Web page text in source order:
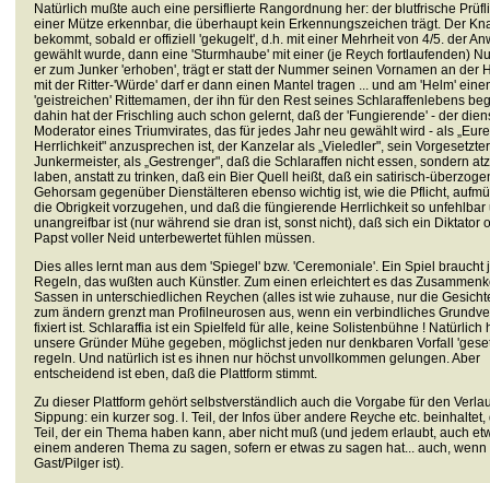
Natürlich mußte auch eine persiflierte Rangordnung her: der blutfrische
einer Mütze erkennbar, die überhaupt kein Erkennungszeichen trägt. Der
bekommt, sobald er offiziell 'gekugelt', d.h. mit einer Mehrheit von 4/5. der
gewählt wurde, dann eine 'Sturmhaube' mit einer (je Reych fortlaufenden)
er zum Junker 'erhoben', trägt er statt der Nummer seinen Vornamen an der
mit der Ritter-'Würde' darf er dann einen Mantel tragen ... und am 'Helm'
'geistreichen' Rittemamen, der ihn für den Rest seines Schlaraffenlebens
dahin hat der Frischling auch schon gelernt, daß der 'Fungierende' - der
Moderator eines Triumvirates, das für jedes Jahr neu gewählt wird - als „Eure
Herrlichkeit" anzusprechen ist, der Kanzelar als „Vieledler", sein
Junkermeister, als „Gestrenger", daß die Schlaraffen nicht essen, sondern
laben, anstatt zu trinken, daß ein Bier Quell heißt, daß ein satirisch-
Gehorsam gegenüber Dienstälteren ebenso wichtig ist, wie die Pflicht,
die Obrigkeit vorzugehen, und daß die füngierende Herrlichkeit so unfehlbar
unangreifbar ist (nur während sie dran ist, sonst nicht), daß sich ein Diktator
Papst voller Neid unterbewertet fühlen müssen.
Dies alles lernt man aus dem 'Spiegel' bzw. 'Ceremoniale'. Ein Spiel braucht
Regeln, das wußten auch Künstler. Zum einen erleichtert es das
Sassen in unterschiedlichen Reychen (alles ist wie zuhause, nur die
zum ändern grenzt man Profilneurosen aus, wenn ein verbindliches
fixiert ist. Schlaraffia ist ein Spielfeld für alle, keine Solistenbühne ! Natürlich
unsere Gründer Mühe gegeben, möglichst jeden nur denkbaren Vorfall
regeln. Und natürlich ist es ihnen nur höchst unvollkommen gelungen. Aber
entscheidend ist eben, daß die Plattform stimmt.
Zu dieser Plattform gehört selbstverständlich auch die Vorgabe für den
Sippung: ein kurzer sog. l. Teil, der Infos über andere Reyche etc. beinhaltet,
Teil, der ein Thema haben kann, aber nicht muß (und jedem erlaubt, auch
einem anderen Thema zu sagen, sofern er etwas zu sagen hat... auch, wenn
Gast/Pilger ist).